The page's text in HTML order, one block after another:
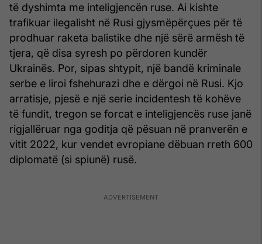
të dyshimta me inteligjencën ruse. Ai kishte
trafikuar ilegalisht në Rusi gjysmëpërçues për të
prodhuar raketa balistike dhe një sërë armësh të
tjera, që disa syresh po përdoren kundër
Ukrainës. Por, sipas shtypit, një bandë kriminale
serbe e liroi fshehurazi dhe e dërgoi në Rusi. Kjo
arratisje, pjesë e një serie incidentesh të kohëve
të fundit, tregon se forcat e inteligjencës ruse janë
rigjallëruar nga goditja që pësuan në pranverën e
vitit 2022, kur vendet evropiane dëbuan rreth 600
diplomatë (si spiunë) rusë.